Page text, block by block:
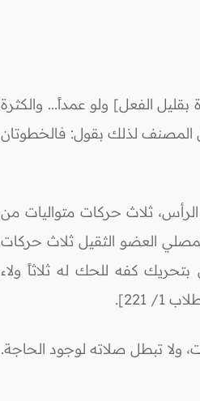
بقليل الفعل] ولو عمداً... والكثرة
المصنف لذلك بقول: فالخطوتان
الرأس، ثلاث حركات متواليات من
العضو الثقيل ثلاث حركات
كفه للحك له ثلاثاً ولاء
221].
ولا تبطل صلاته لوجود الحاجة.